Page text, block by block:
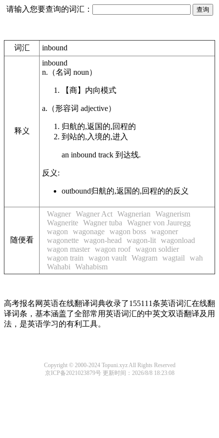
请输入您要查询的词汇：
词汇 inbound
释义
inbound
n. （名词 noun）
【商】 内向模式
a. （形容词 adjective）
归航的,返国的,回程的
到站的,入境的,进入
an inbound track 到达线.
反义:
outbound归航的,返国的,回程的的反义
随便看
Wagner Wagner Act Wagnerian
Wagnerism
Wagnerite Wagner tuba
Wagner von Jauregg
wagon
wagonage wagon boss wagoner
wagonette wagon-head wagon-lit wagonload
wagon master wagon roof wagon soldier
wagon train
wagon vault Wagram wagtail
wah
Wahabi
Wahabism
高考报名网英语在线翻译词典收录了155111条英语词汇在线翻
译词条，基本涵盖了全部常用英语词汇的中英文双语翻译及用
法，是英语学习的有利工具。
Copyright © 2000-2024 Topuni.xyz All Rights Reserved
京ICP备2021023879号更新时间：2026/8/8 18:23:08